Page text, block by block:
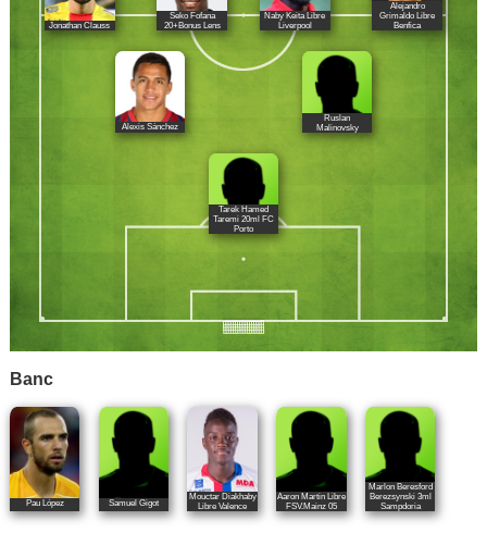
Jonathan Clauss
Seko Fofana
20+Bonus Lens
Naby Keita Libre
Liverpool
Alejandro
Grimaldo Libre
Benfica
Alexis Sánchez
Ruslan
Malinovsky
Tarek Hamed
Taremi 20ml FC
Porto
Banc
Pau López Samuel Gigot
Mouctar Diakhaby
Libre Valence
Aaron Martin Libre
FSV.Mainz 05
Marlon Beresford
Berezsynski 3ml
Sampdoria